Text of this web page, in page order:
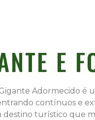
E
Adormecido é
contínuos e
destino turístico que